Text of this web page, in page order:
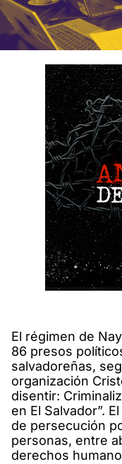
El régimen de
86 presos
salvadoreñas,
organización
disentir:
en El Salvador”.
de persecución
personas, entre
derechos